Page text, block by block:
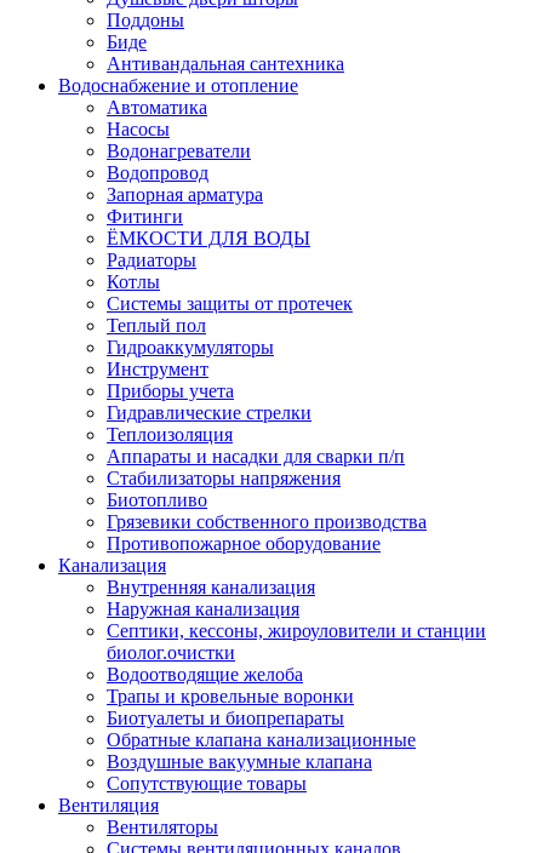
Поддоны
Биде
Антивандальная сантехника
Водоснабжение и отопление
Автоматика
Насосы
Водонагреватели
Водопровод
Запорная арматура
Фитинги
ЁМКОСТИ ДЛЯ ВОДЫ
Радиаторы
Котлы
Системы защиты от протечек
Теплый пол
Гидроаккумуляторы
Инструмент
Приборы учета
Гидравлические стрелки
Теплоизоляция
Аппараты и насадки для сварки п/п
Стабилизаторы напряжения
Биотопливо
Грязевики собственного производства
Противопожарное оборудование
Канализация
Внутренняя канализация
Наружная канализация
Септики, кессоны, жироуловители и станции
биолог.очистки
Водоотводящие желоба
Трапы и кровельные воронки
Биотуалеты и биопрепараты
Обратные клапана канализационные
Воздушные вакуумные клапана
Сопутствующие товары
Вентиляция
Вентиляторы
Системы вентиляционных каналов